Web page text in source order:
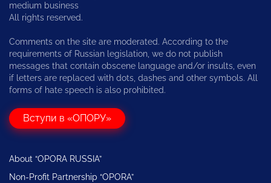
medium business
All rights reserved.
Comments on the site are moderated. According to the
requirements of Russian legislation, we do not publish
messages that contain obscene language and/or insults, even
if letters are replaced with dots, dashes and other symbols. All
forms of hate speech is also prohibited.
Вступи в «ОПОРУ»
About “OPORA RUSSIA”
Non-Profit Partnership “OPORA”